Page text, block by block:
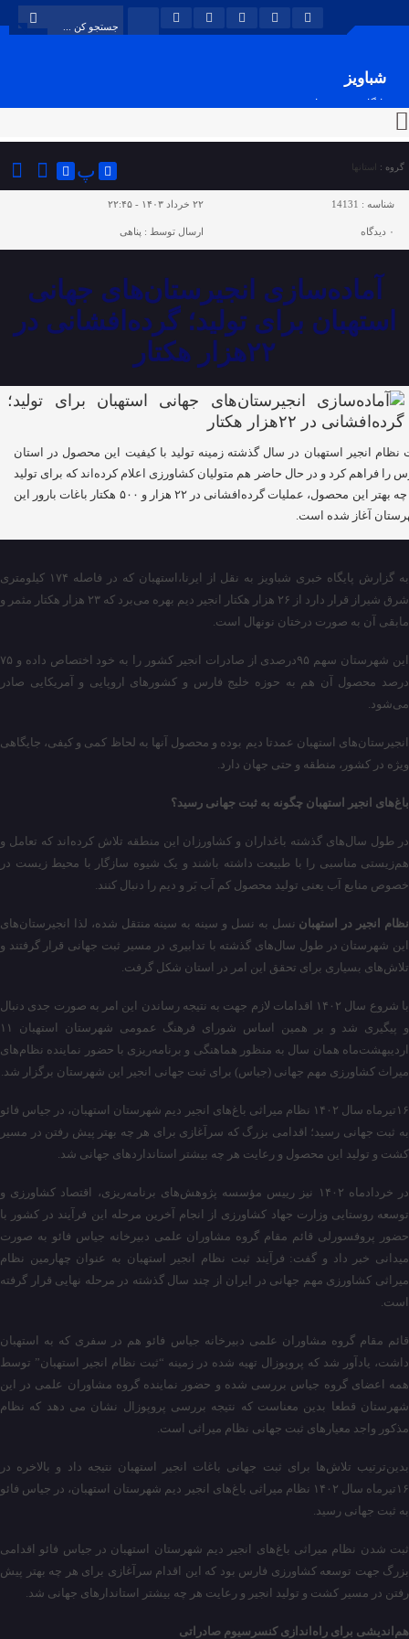
شباویز
پایگاه خبری شباویز
گروه : استانها پ
شناسه : 14131 ۲۲ خرداد ۱۴۰۳ - ۲۲:۴۵
۰ دیدگاه ارسال توسط : پناهی
آماده‌سازی انجیرستان‌های جهانی
استهبان برای تولید؛ گرده‌افشانی در
۲۲هزار هکتار
نظام انجیر استهبان در سال گذشته زمینه‌ تولید با کیفیت این محصول در استان
را فراهم کرد و در حال حاضر هم متولیان کشاورزی اعلام کرده‌اند که برای تولید
هر چه بهتر این محصول، عملیات گرده‌افشانی در ۲۲ هزار و ۵۰۰ هکتار باغات بارور این
آغاز شده است.
به گزارش پایگاه خبری شباویز به نقل از ایرنا،استهبان که در فاصله ۱۷۴ کیلومتری
شرق شیراز قرار دارد از ۲۶ هزار هکتار انجیر دیم بهره می‌برد که ۲۳ هزار هکتار مثمر و
مابقی آن به صورت درختان نونهال است.
این شهرستان سهم ۹۵درصدی از صادرات انجیر کشور را به خود اختصاص داده و ۷۵
درصد محصول آن هم به حوزه خلیج فارس و کشورهای اروپایی و آمریکایی صادر
می‌شود.
انجیرستان‌های استهبان عمدتا دیم بوده و محصول آنها به لحاظ کمی و کیفی، جایگاهی
ویژه در کشور، منطقه و حتی جهان دارد.
باغ‌های انجیر استهبان چگونه به ثبت جهانی رسید؟
در طول سال‌های گذشته باغداران و کشاورزان این منطقه تلاش کرده‌اند که تعامل و
هم‌زیستی مناسبی را با طبیعت داشته باشند و یک شیوه سازگار با محیط زیست در
خصوص منابع آب یعنی تولید محصول کم آب بَر و دیم را دنبال کنند.
نظام انجیر در استهبان نسل به نسل و سینه به سینه منتقل شده، لذا انجیرستان‌های
این شهرستان در طول سال‌های گذشته با تدابیری در مسیر ثبت جهانی قرار گرفتند و
تلاش‌های بسیاری برای تحقق این امر در استان شکل گرفت.
با شروع سال ۱۴۰۲ اقدامات لازم جهت به نتیجه رساندن این امر به صورت جدی دنبال
و پیگیری شد و بر همین اساس شورای فرهنگ عمومی شهرستان استهبان ۱۱
اردیبهشت‌ماه همان سال به منظور هماهنگی و برنامه‌ریزی با حضور نماینده نظام‌های
میراث کشاورزی مهم جهانی (جیاس) برای ثبت جهانی انجیر این شهرستان برگزار شد.
۱۶تیرماه سال ۱۴۰۲ نظام میراثی باغ‌های انجیر دیم شهرستان استهبان، در جیاس فائو
به ثبت جهانی رسید؛ اقدامی بزرگ که سرآغازی برای هر چه بهتر پیش رفتن در مسیر
کشت و تولید این محصول و رعایت هر چه بیشتر استانداردهای جهانی شد.
در خردادماه ۱۴۰۲ نیز رییس مؤسسه پژوهش‌های برنامه‌ریزی، اقتصاد کشاورزی و
توسعه روستایی وزارت جهاد کشاورزی از انجام آخرین مرحله این فرآیند در کشور با
حضور پروفسورلی قائم مقام گروه مشاوران علمی دبیرخانه جیاس فائو به صورت
میدانی خبر داد و گفت: فرآیند ثبت نظام انجیر استهبان به عنوان چهارمین نظام
میراثی کشاورزی مهم جهانی در ایران از چند سال گذشته در مرحله نهایی قرار گرفته
است.
قائم مقام گروه مشاوران علمی دبیرخانه جیاس فائو هم در سفری که به استهبان
داشت، یادآور شد که پروپوزال تهیه شده در زمینه “ثبت نظام انجیر استهبان” توسط
همه اعضای گروه جیاس بررسی شده و حضور نماینده گروه مشاوران علمی در این
شهرستان قطعا بدین معناست که نتیجه بررسی پروپوزال نشان می دهد که نظام
مذکور واجد معیارهای ثبت جهانی نظام میراثی است.
بدین‌ترتیب تلاش‌ها برای ثبت جهانی باغات انجیر استهبان نتیجه داد و بالاخره در
۱۶تیرماه سال ۱۴۰۲ نظام میراثی باغ‌های انجیر دیم شهرستان استهبان، در جیاس فائو
به ثبت جهانی رسید.
ثبت شدن نظام میراثی باغ‌های انجیر دیم شهرستان استهبان‌ در جیاس فائو اقدامی
بزرگ جهت توسعه کشاورزی فارس بود که این اقدام سرآغازی برای هر چه بهتر پیش
رفتن در مسیر کشت و تولید انجیر و رعایت هر چه بیشتر استاندارهای جهانی شد.
هم‌اندیشی برای راه‌اندازی کنسرسیوم صادراتی